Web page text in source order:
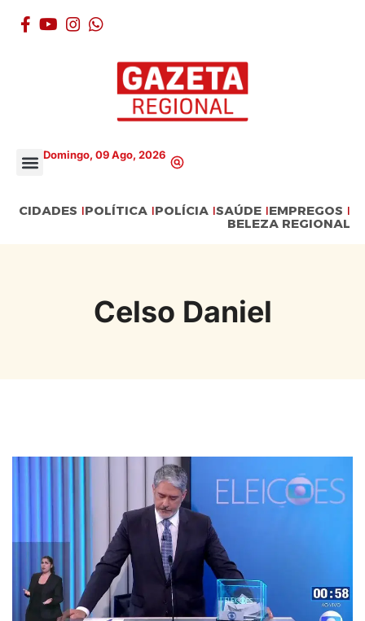
Domingo, 09 Ago, 2026
CIDADES POLÍTICA POLÍCIA SAÚDE EMPREGOS
BELEZA REGIONAL
Celso Daniel